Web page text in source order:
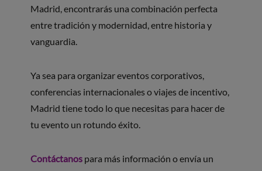
Madrid, encontrarás una combinación perfecta
entre tradición y modernidad, entre historia y
vanguardia.
Ya sea para organizar eventos corporativos,
conferencias internacionales o viajes de incentivo,
Madrid tiene todo lo que necesitas para hacer de
tu evento un rotundo éxito.
Contáctanospara más información o envía un